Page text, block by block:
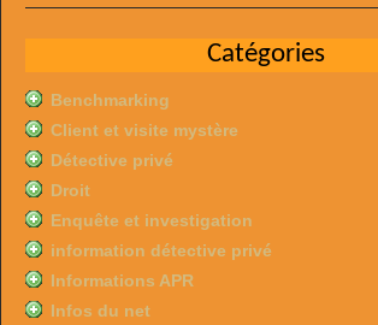
Catégories
Benchmarking
Client et visite mystère
Détective privé
Droit
Enquête et investigation
information détective privé
Informations APR
Infos du net